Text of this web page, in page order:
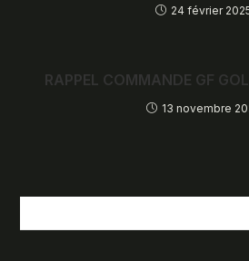
24 février
RAPPEL COMMANDE GF
13 novembre